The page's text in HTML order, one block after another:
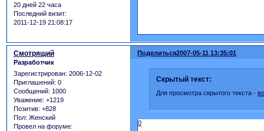
20 дней 22 часа
Последний визит:
2011-12-19 21:08:17
Поделиться2007-05-11 13:35:01
Смотрящий
Разработчик
Зарегистрирован: 2006-12-02
Приглашений: 0
Сообщений: 1000
Уважение: +1219
Позитив: +828
Пол: Женский
Провел на форуме:
Скрытый текст:
Для просмотра скрытого текста -
0